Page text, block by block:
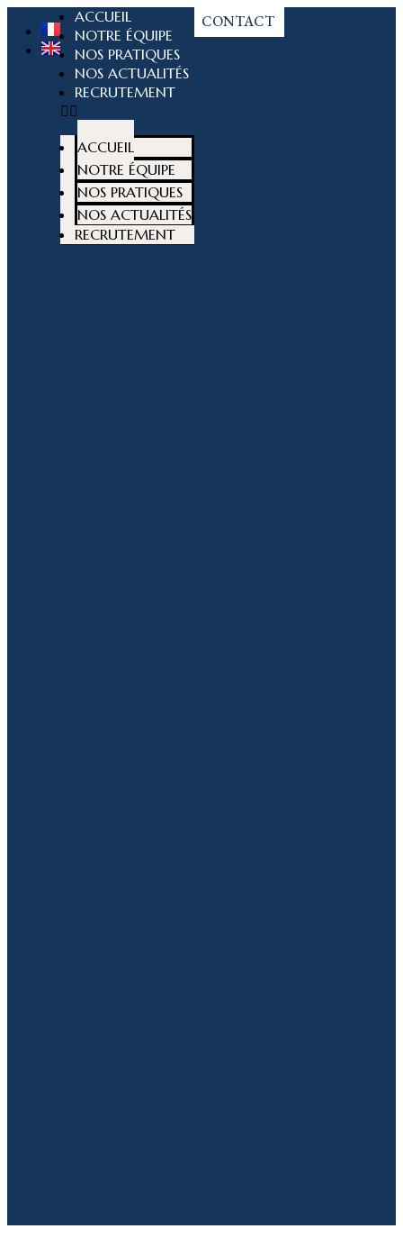
ACCUEIL
NOTRE ÉQUIPE
NOS PRATIQUES
NOS ACTUALITÉS
RECRUTEMENT
ACCUEIL
NOTRE ÉQUIPE
NOS PRATIQUES
NOS ACTUALITÉS
RECRUTEMENT
CONTACT